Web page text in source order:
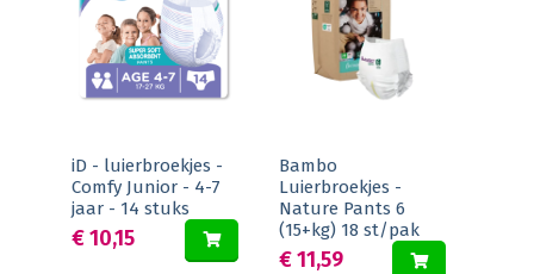
iD - luierbroekjes -
Comfy Junior - 4-7
jaar - 14 stuks
€ 10,15
Bambo
Luierbroekjes -
Nature Pants 6
(15+kg) 18 st/pak
€ 11,59